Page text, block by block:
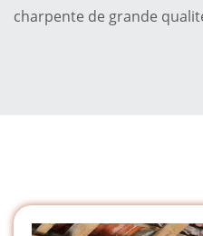
charpente de grande